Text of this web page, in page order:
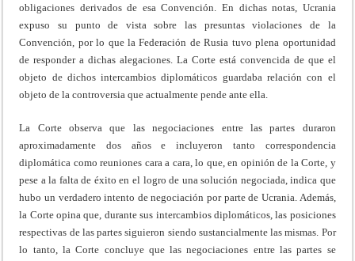
obligaciones derivados de esa Convención. En dichas notas, Ucrania
expuso su punto de vista sobre las presuntas violaciones de la
Convención, por lo que la Federación de Rusia tuvo plena oportunidad
de responder a dichas alegaciones. La Corte está convencida de que el
objeto de dichos intercambios diplomáticos guardaba relación con el
objeto de la controversia que actualmente pende ante ella.
La Corte observa que las negociaciones entre las partes duraron
aproximadamente dos años e incluyeron tanto correspondencia
diplomática como reuniones cara a cara, lo que, en opinión de la Corte, y
pese a la falta de éxito en el logro de una solución negociada, indica que
hubo un verdadero intento de negociación por parte de Ucrania. Además,
la Corte opina que, durante sus intercambios diplomáticos, las posiciones
respectivas de las partes siguieron siendo sustancialmente las mismas. Por
lo tanto, la Corte concluye que las negociaciones entre las partes se